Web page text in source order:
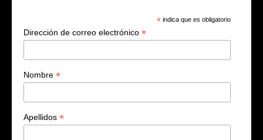
* indica que es obligatorio
Dirección de correo electrónico *
Nombre *
Apellidos *